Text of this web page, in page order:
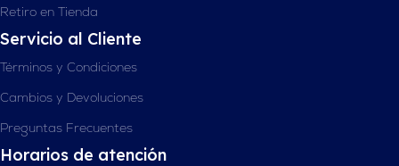
Retiro en Tienda
Servicio al Cliente
Términos y Condiciones
Cambios y Devoluciones
Preguntas Frecuentes
Horarios de atención